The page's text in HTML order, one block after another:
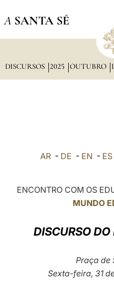
A SANTA SÉ
DISCURSOS 2025 OUTUBRO
AR - DE - EN - ES
ENCONTRO COM OS
MUNDO
DISCURSO
Praça de
Sexta-feira, 31